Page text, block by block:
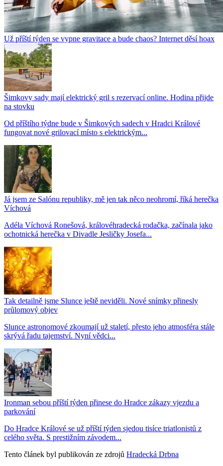
Už příští týden se vypne gravitace a bude chaos? Internet děsí hoax
Šimkovy sady mají elektrický gril s rezervací online. Hodina přijde
na stovku
Od příštího týdne bude v Šimkových sadech v Hradci Králové
fungovat nové grilovací místo s elektrickým...
Já jsem ze Salónu republiky, mě jen tak něco neohromí, říká herečka
Víchová
Adéla Víchová Ronešová, královéhradecká rodačka, začínala jako
ochotnická herečka v Divadle Jesličky Josefa...
Tak detailně jsme Slunce ještě neviděli. Nové snímky přinesly
průlomový objev
Slunce astronomové zkoumají už staletí, přesto jeho atmosféra stále
skrývá řadu tajemství. Nyní vědci...
Ironman sebou příští týden přinese do Hradce zákazy vjezdu a
parkování
Do Hradce Králové se už příští týden sjedou tisíce triatlonistů z
celého světa. S prestižním závodem...
Tento článek byl publikován ze zdrojů Hradecká Drbna